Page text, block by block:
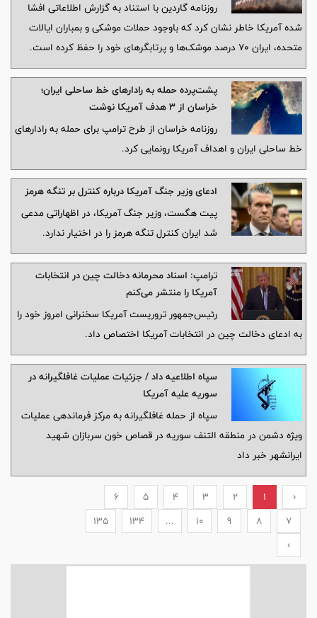
روزنامه گاردین با استناد به گزارش اطلاعاتی افشا
شده آمریکا خاطر نشان کرد که باوجود حملات موشکی و بمباران ایالات
متحده، ایران ۷۰ درصد موشک‌ها و پرتابگرهای خود را حفظ کرده است.
پشت‌پرده حمله به رادارهای خط ساحلی ایران؛
خراسان از ۳ هدف آمریکا نوشت
روزنامه خراسان از طرح ترامپ برای حمله به رادارهای
خط ساحلی ایران و اهداف آمریکا رونمایی کرد.
ادعای وزیر جنگ آمریکا درباره کنترل بر تنگه هرمز
پیت هگست، وزیر جنگ آمریکا، در اظهاراتی مدعی
شد ایران کنترل تنگه هرمز را در اختیار ندارد.
ترامپ: اسناد محرمانه دخالت چین در انتخابات
آمریکا را منتشر می‌کنم
رئیس‌جمهور تروریست آمریکا سخنرانی امروز خود را
به ادعای دخالت چین در انتخابات آمریکا اختصاص داد.
سپاه اطلاعیه داد / جزئیات عملیات غافلگیرانه در
سوریه علیه آمریکا
سپاه از حمله غافلگیرانه به مرکز فرماندهی عملیات
ویژه دشمن در منطقه التنف سوریه در قصاص خون سربازان شهید
ایرانشهر خبر داد
‹
1
2
3
4
5
6
7
8
9
10
...
134
135
›